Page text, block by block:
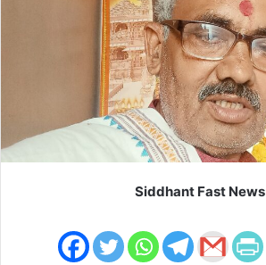
Siddhant Fast News